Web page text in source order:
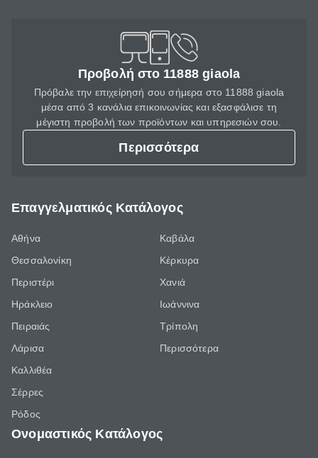
Προβολή στο 11888 giaola
Πρόβαλε την επιχείρησή σου σήμερα στο 11888 giaola
μέσα από 3 κανάλια επικοινωνίας και εξασφάλισε τη
μέγιστη προβολή των προϊόντων και υπηρεσιών σου.
Περισσότερα
Επαγγελματικός Κατάλογος
Αθήνα
Θεσσαλονίκη
Περιστέρι
Ηράκλειο
Πειραιάς
Λάρισα
Καλλιθέα
Σέρρες
Ρόδος
Καβάλα
Κέρκυρα
Χανιά
Ιωάννινα
Τρίπολη
Περισσότερα
Ονομαστικός Κατάλογος